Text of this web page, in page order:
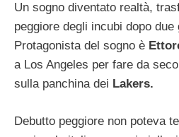
Un sogno diventato realtà,
peggiore degli incubi dopo
Protagonista del sogno è
a Los Angeles per fare da
sulla panchina dei Lakers.
Debutto peggiore non poteva